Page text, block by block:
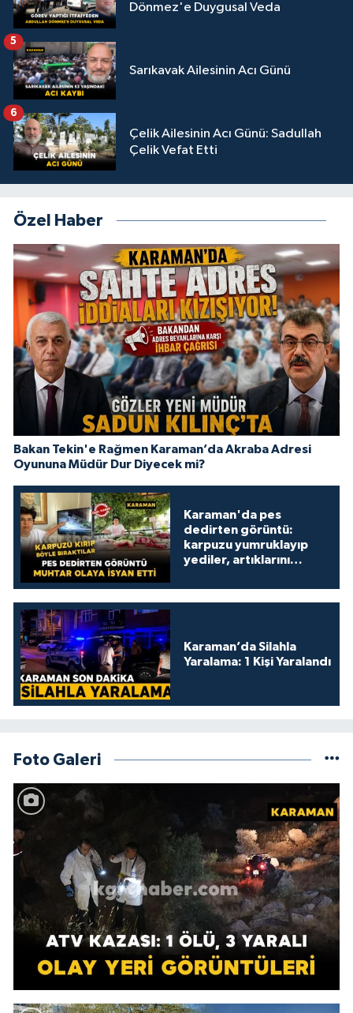
Dönmez'e Duygusal Veda
Sarıkavak Ailesinin Acı Günü
5
Çelik Ailesinin Acı Günü: Sadullah
Çelik Vefat Etti
6
Özel Haber
Bakan Tekin'e Rağmen Karaman’da Akraba Adresi
Oyununa Müdür Dur Diyecek mi?
Karaman'da pes
dedirten görüntü:
karpuzu yumruklayıp
yediler, artıklarını
Karaman’da Silahla
Yaralama: 1 Kişi Yaralandı
Foto Galeri